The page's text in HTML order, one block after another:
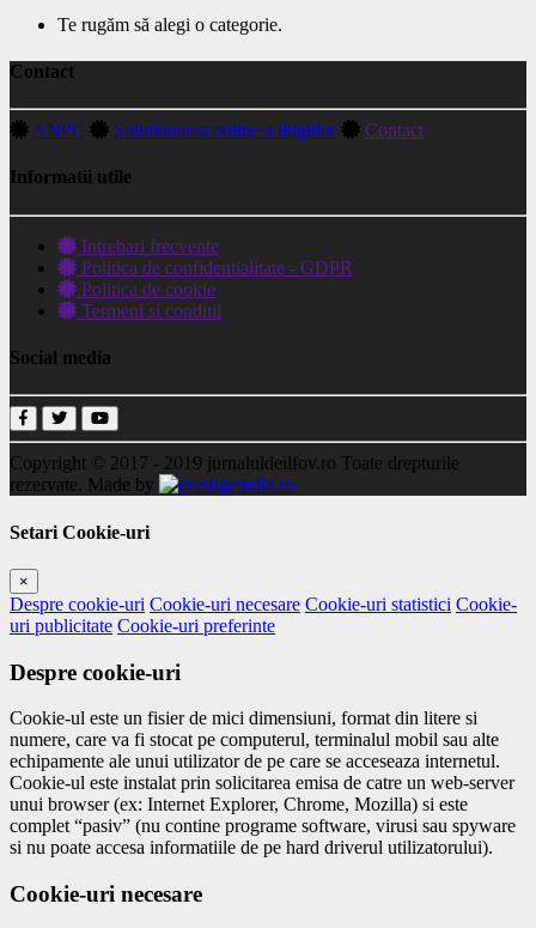
Te rugăm să alegi o categorie.
Contact
ANPC Solutionarea online a litigiilor Contact
Informatii utile
Intrebari frecvente
Politica de confidentialitate - GDPR
Politica de cookie
Termeni si conditii
Social media
Copyright © 2017 - 2019 jurnaluldeilfov.ro Toate drepturile
rezervate. Made by
Setari Cookie-uri
×
Despre cookie-uri Cookie-uri necesare Cookie-uri statistici Cookie-
uri publicitate Cookie-uri preferinte
Despre cookie-uri
Cookie-ul este un fisier de mici dimensiuni, format din litere si
numere, care va fi stocat pe computerul, terminalul mobil sau alte
echipamente ale unui utilizator de pe care se acceseaza internetul.
Cookie-ul este instalat prin solicitarea emisa de catre un web-server
unui browser (ex: Internet Explorer, Chrome, Mozilla) si este
complet “pasiv” (nu contine programe software, virusi sau spyware
si nu poate accesa informatiile de pe hard driverul utilizatorului).
Cookie-uri necesare